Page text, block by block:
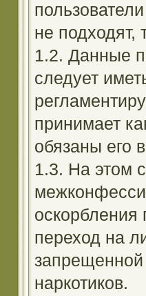
не подходят,
1.2. Данные
следует
принимает
обязаны его
1.3. На этом
оскорбления
переход на
наркотиков.